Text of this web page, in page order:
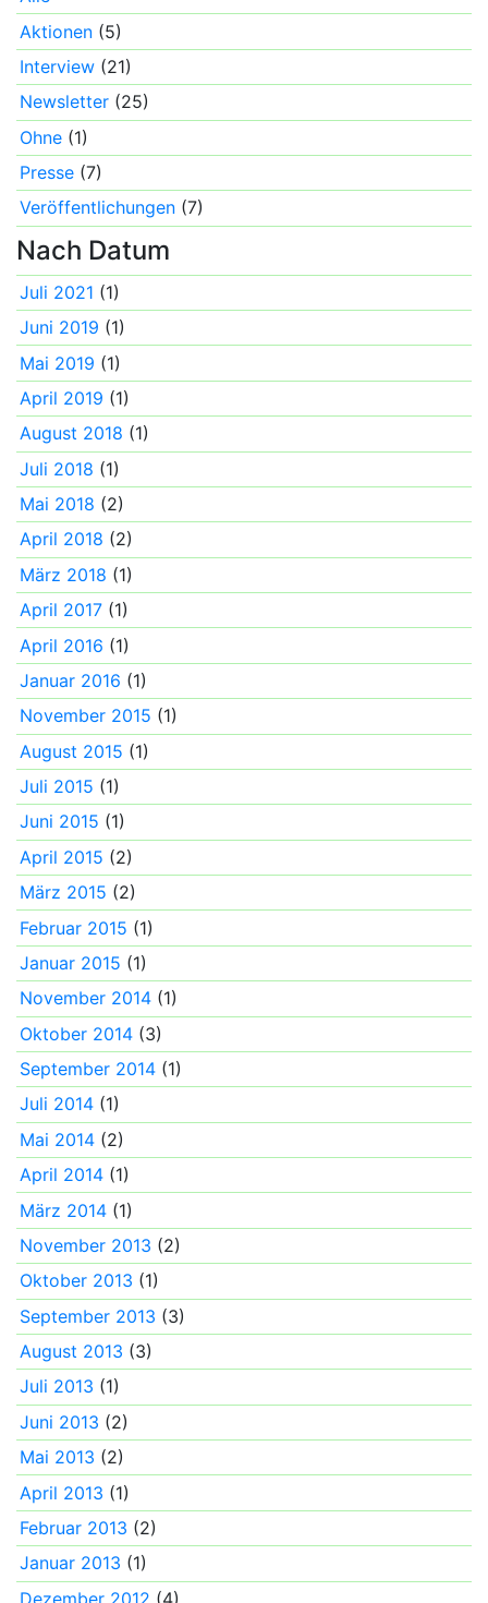
Aktionen (5)
Interview (21)
Newsletter (25)
Ohne (1)
Presse (7)
Veröffentlichungen (7)
Nach Datum
Juli 2021 (1)
Juni 2019 (1)
Mai 2019 (1)
April 2019 (1)
August 2018 (1)
Juli 2018 (1)
Mai 2018 (2)
April 2018 (2)
März 2018 (1)
April 2017 (1)
April 2016 (1)
Januar 2016 (1)
November 2015 (1)
August 2015 (1)
Juli 2015 (1)
Juni 2015 (1)
April 2015 (2)
März 2015 (2)
Februar 2015 (1)
Januar 2015 (1)
November 2014 (1)
Oktober 2014 (3)
September 2014 (1)
Juli 2014 (1)
Mai 2014 (2)
April 2014 (1)
März 2014 (1)
November 2013 (2)
Oktober 2013 (1)
September 2013 (3)
August 2013 (3)
Juli 2013 (1)
Juni 2013 (2)
Mai 2013 (2)
April 2013 (1)
Februar 2013 (2)
Januar 2013 (1)
Dezember 2012 (4)